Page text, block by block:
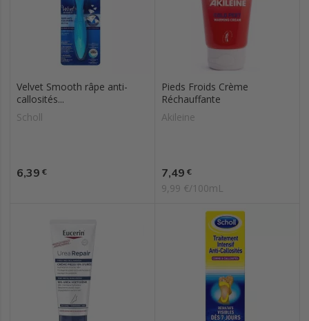
Velvet Smooth râpe anti-
callosités...
Scholl
Prix
6,39 €
Pieds Froids Crème
Réchauffante
Akileine
Prix
7,49 €
9,99 €/100mL